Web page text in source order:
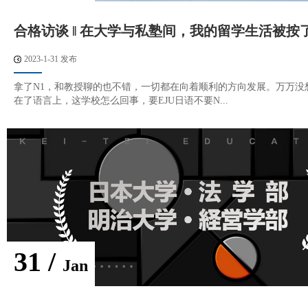
合格访谈 ‖ 在大学与私塾间，我的留学生活被按
2023-1-31 发布
拿了N1，和教授聊的也不错，一切都在向着顺利的方向发展。万万没
在了语言上，这学校怎么回事，要EJU日语不要N...
31 / Jan